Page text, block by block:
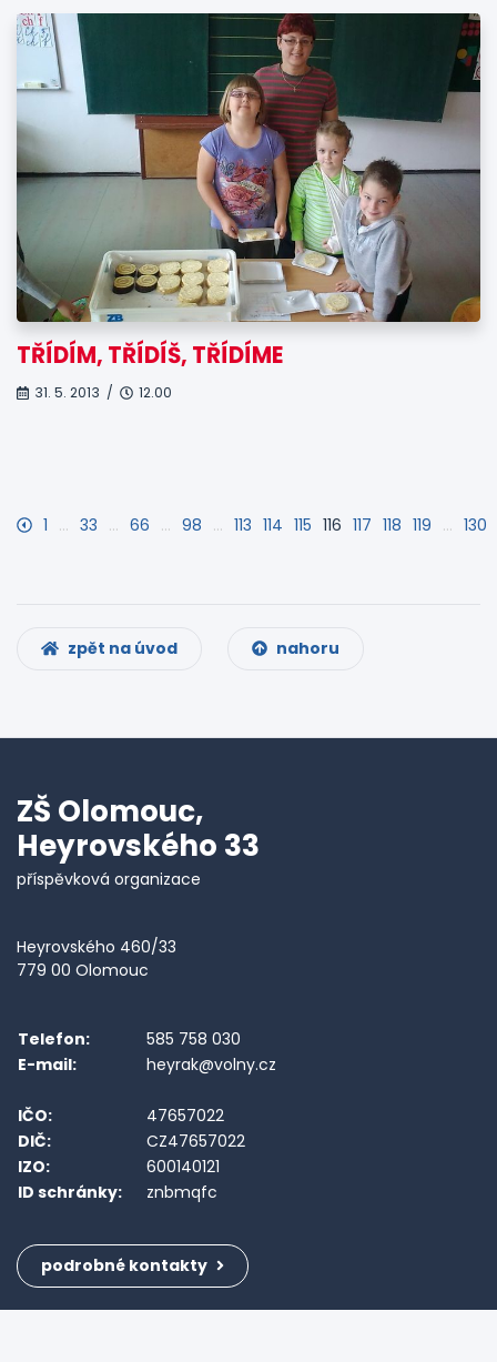
TŘÍDÍM, TŘÍDÍŠ, TŘÍDÍME
31. 5. 2013 / 12.00
1 … 33 … 66 … 98 … 113 114 115 116 117 118 119 … 130
zpět na úvod nahoru
ZŠ Olomouc,
Heyrovského 33
příspěvková organizace
Heyrovského 460/33
779 00 Olomouc
Telefon:
585 758 030
E-mail:
heyrak@volny.cz
IČO:
47657022
DIČ:
CZ47657022
IZO:
600140121
ID schránky:
znbmqfc
podrobné kontakty